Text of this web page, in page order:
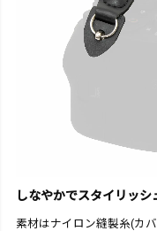
しなやかでスタイリッシ
素材はナイロン縫製糸(カ